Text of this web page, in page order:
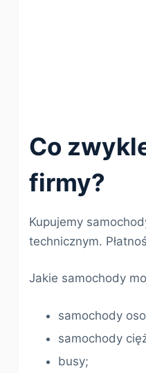
Co
firmy?
Kupujemy
technicznym.
Jakie samochody
samochody
samochody
busy;